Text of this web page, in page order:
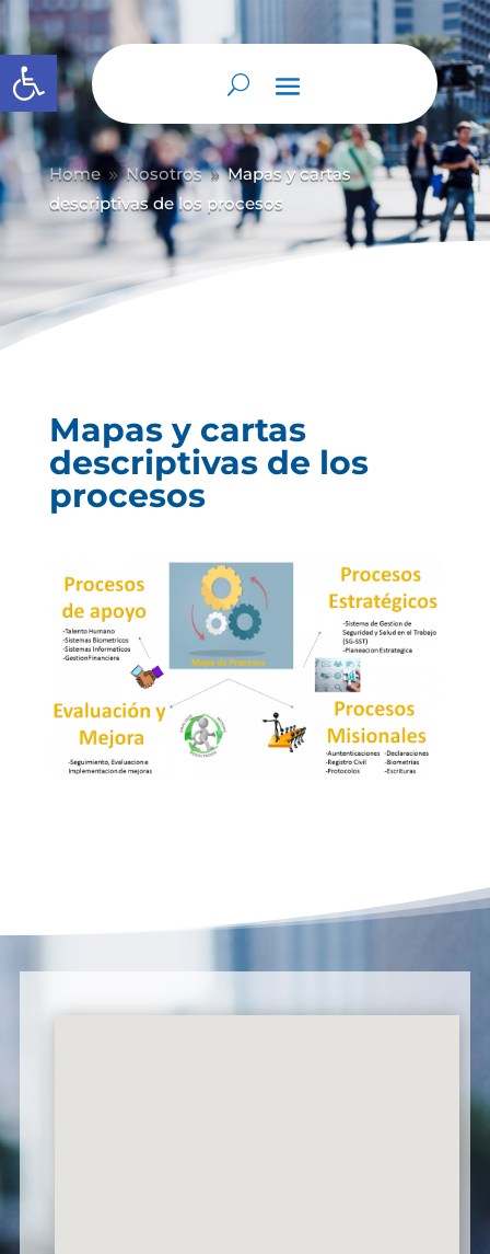
Abrir barra de herramientas
Home 9 Nosotros 9 Mapas y cartas
descriptivas de los procesos
Mapas y cartas
descriptivas de los
procesos